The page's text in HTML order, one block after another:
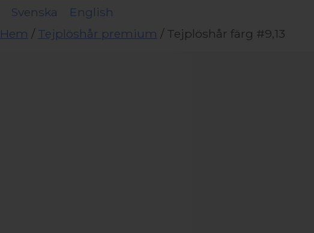
Svenska
English
Hem / Tejplöshår premium / Tejplöshår färg #9,13